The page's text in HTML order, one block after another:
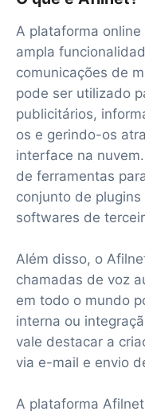
A plataforma
ampla
comunicações de
pode ser utilizado
publicitários,
os e gerindo-os
interface na
de ferramentas
conjunto de
softwares de
Além disso, o
chamadas de voz
em todo o mundo
interna ou
vale destacar a
via e-mail e envio
A plataforma